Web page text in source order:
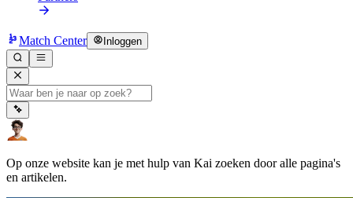
Match Center Inloggen
Op onze website kan je met hulp van Kai zoeken door alle pagina's
en artikelen.